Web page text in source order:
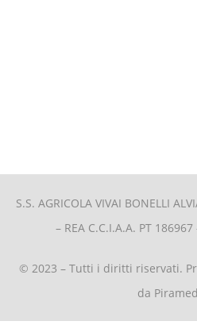
S.S. AGRICOLA VIVAI BONELLI
– REA C.C.I.A.A. PT
© 2023 – Tutti i diritti riservati.
da